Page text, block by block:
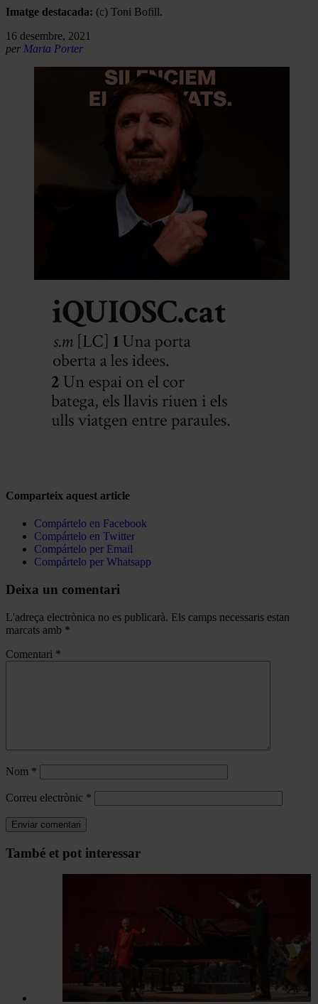
Imatge destacada: (c) Toni Bofill.
16 desembre, 2021
per Marta Porter
Comparteix aquest article
Compártelo en Facebook
Compártelo en Twitter
Compártelo per Email
Compártelo per Whatsapp
Deixa un comentari
L'adreça electrònica no es publicarà. Els camps necessaris estan
marcats amb *
Comentari *
Nom *
Correu electrònic *
Navegar
També et pot interessar